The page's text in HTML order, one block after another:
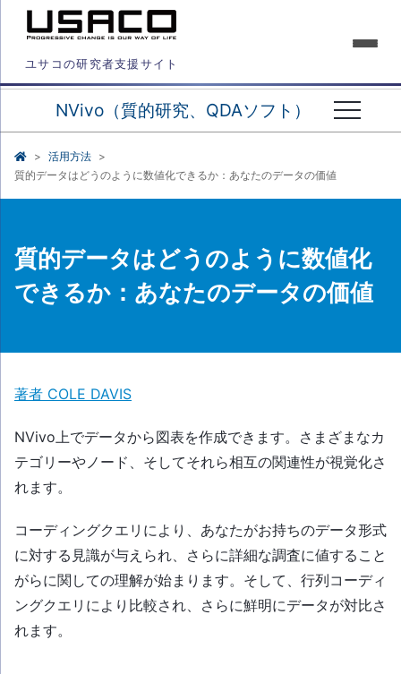
ユサコの研究者支援サイト
NVivo（質的研究、QDAソフト）
活用方法
質的データはどうのように数値化できるか：あなたのデータの価値
質的データはどうのように数値化
できるか：あなたのデータの価値
著者 COLE DAVIS
NVivo上でデータから図表を作成できます。さまざまなカ
テゴリーやノード、そしてそれら相互の関連性が視覚化さ
れます。
コーディングクエリにより、あなたがお持ちのデータ形式
に対する見識が与えられ、さらに詳細な調査に値すること
がらに関しての理解が始まります。そして、行列コーディ
ングクエリにより比較され、さらに鮮明にデータが対比さ
れます。